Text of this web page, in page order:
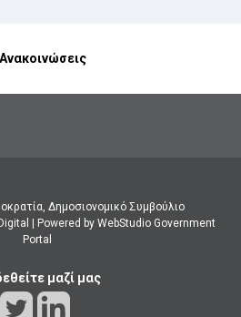
Δημοσιονομικό Συμβούλιο
Powered by WebStudio Government
Portal
μαζί μας